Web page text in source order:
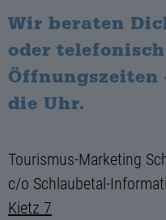
Wir beraten
oder
Öffnungszeiten
die Uhr.
Tourismus-Marketing
c/o Schlaubetal-
Kietz 7